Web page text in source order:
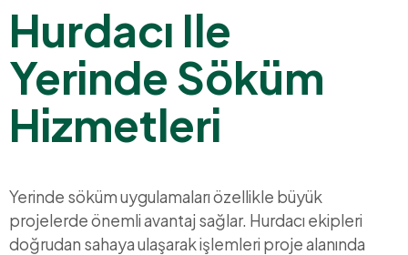
Hurdacı Ile
Yerinde Söküm
Hizmetleri
Yerinde söküm uygulamaları özellikle büyük
projelerde önemli avantaj sağlar. Hurdacı ekipleri
doğrudan sahaya ulaşarak işlemleri proje alanında